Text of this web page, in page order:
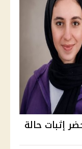
محضر إثبات حالة